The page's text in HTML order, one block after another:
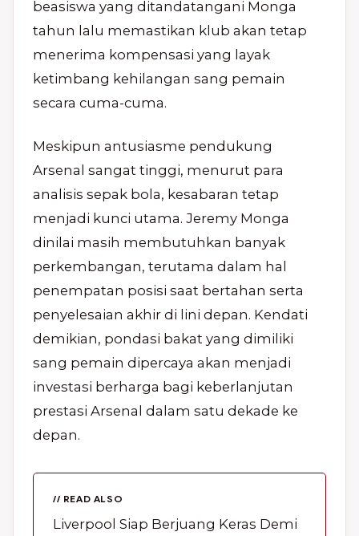
beasiswa yang ditandatangani Monga
tahun lalu memastikan klub akan tetap
menerima kompensasi yang layak
ketimbang kehilangan sang pemain
secara cuma-cuma.
Meskipun antusiasme pendukung
Arsenal sangat tinggi, menurut para
analisis sepak bola, kesabaran tetap
menjadi kunci utama. Jeremy Monga
dinilai masih membutuhkan banyak
perkembangan, terutama dalam hal
penempatan posisi saat bertahan serta
penyelesaian akhir di lini depan. Kendati
demikian, pondasi bakat yang dimiliki
sang pemain dipercaya akan menjadi
investasi berharga bagi keberlanjutan
prestasi Arsenal dalam satu dekade ke
depan.
// READ ALSO
Liverpool Siap Berjuang Keras Demi